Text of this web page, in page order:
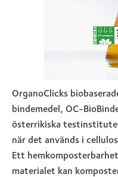
OrganoClicks
bindemedel, OC-
österrikiska
när det används i
Ett
materialet kan